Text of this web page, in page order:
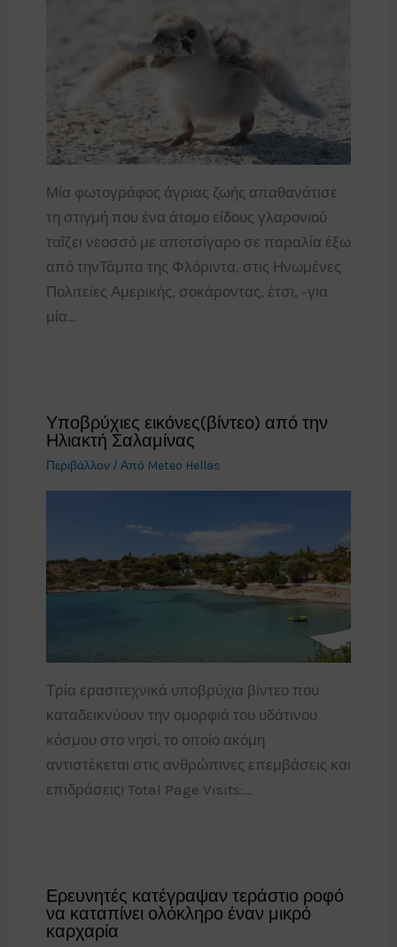
Μία φωτογράφος άγριας ζωής απαθανάτισε
τη στιγμή που ένα άτομο είδους γλαρονιού
ταΐζει νεοσσό με αποτσίγαρο σε παραλία έξω
από τηνΤάμπα της Φλόριντα, στις Ηνωμένες
Πολιτείες Αμερικής, σοκάροντας, έτσι, -για
μία…
Υποβρύχιες εικόνες(βίντεο) από την
Ηλιακτή Σαλαμίνας
Περιβάλλον/ Από Meteo Hellas
Τρία ερασιτεχνικά υποβρύχια βίντεο που
καταδεικνύουν την ομορφιά του υδάτινου
κόσμου στο νησί, το οποίο ακόμη
αντιστέκεται στις ανθρώπινες επεμβάσεις και
επιδράσεις! Total Page Visits:…
Ερευνητές κατέγραψαν τεράστιο ροφό
να καταπίνει ολόκληρο έναν μικρό
καρχαρία